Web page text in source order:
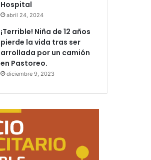
Hospital
abril 24, 2024
¡Terrible! Niña de 12 años
pierde la vida tras ser
arrollada por un camión
en Pastoreo.
diciembre 9, 2023